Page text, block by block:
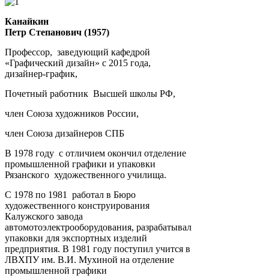
Канайкин
Петр Степанович (1957)
Профессор, заведующий кафедрой
«Графический дизайн» с 2015 года,
дизайнер-график,
Почетный работник Высшей школы РФ,
член Союза художников России,
член Союза дизайнеров СПБ
В 1978 году с отличием окончил отделение
промышленной графики и упаковки
Рязанского художественного училища.
С 1978 по 1981 работал в Бюро
художественного конструирования
Калужского завода
автомотоэлектрооборудования, разрабатывал
упаковки для экспортных изделий
предприятия. В 1981 году поступил учится в
ЛВХПУ им. В.И. Мухиной на отделение
промышленной графики